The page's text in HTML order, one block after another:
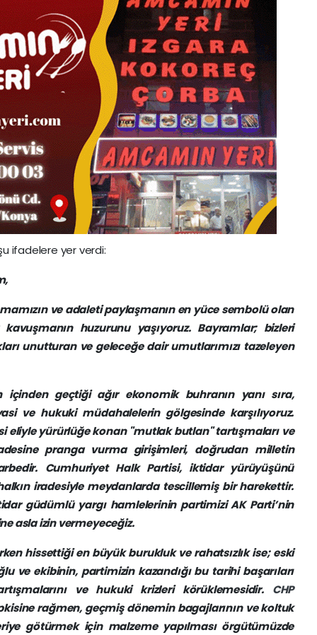
ifadelere yer verdi:
ve adaleti paylaşmanın en yüce sembolü olan
huzurunu yaşıyoruz. Bayramlar; bizleri
unutturan ve geleceğe dair umutlarımızı tazeleyen
geçtiği ağır ekonomik buhranın yanı sıra,
ve hukuki müdahalelerin gölgesinde karşılıyoruz.
eliyle yürürlüğe konan "mutlak butlan" tartışmaları ve
pranga vurma girişimleri, doğrudan milletin
Cumhuriyet Halk Partisi, iktidar yürüyüşünü
iradesiyle meydanlarda tescillemiş bir harekettir.
güdümlü yargı hamlelerinin partimizi AK Parti’nin
asla izin vermeyeceğiz.
hissettiği en büyük burukluk ve rahatsızlık ise; eski
ve ekibinin, partimizin kazandığı bu tarihi başarıları
ve hukuki krizleri körüklemesidir. CHP
rağmen, geçmiş dönemin bagajlarının ve koltuk
götürmek için malzeme yapılması örgütümüzde